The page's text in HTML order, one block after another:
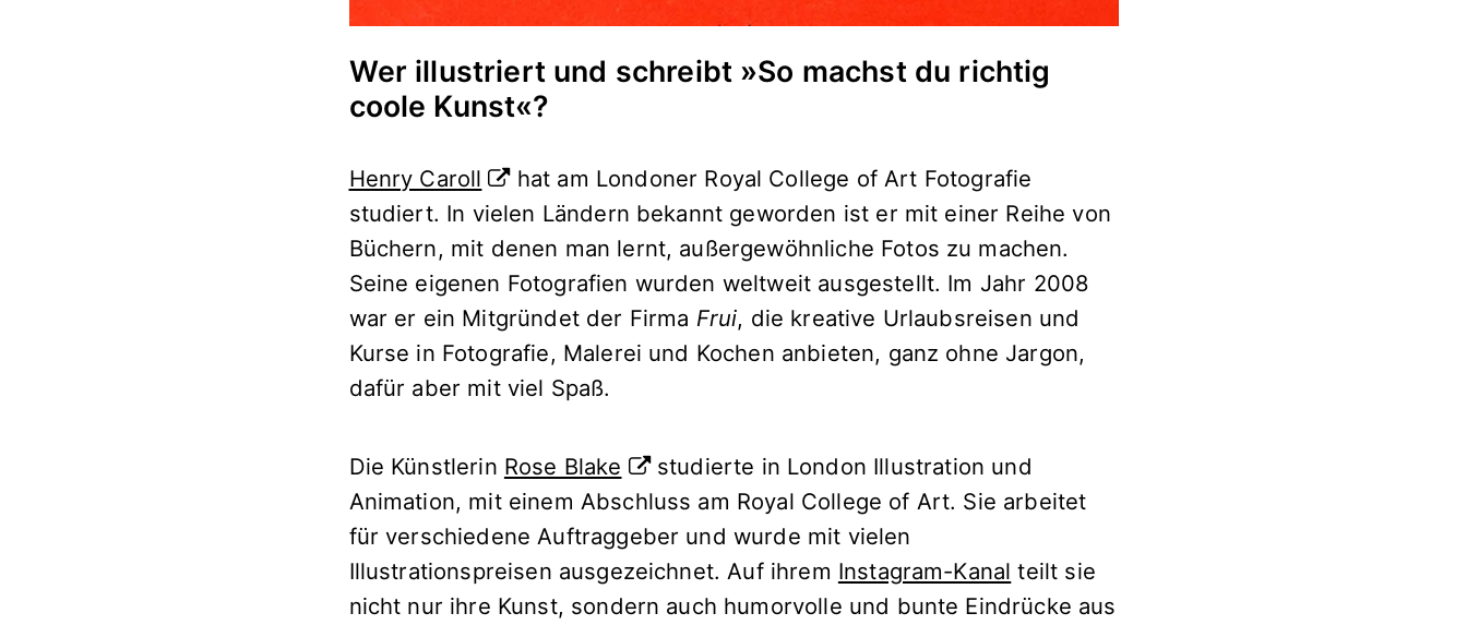
Wer illustriert und schreibt »So machst du richtig
coole Kunst«?
Henry Caroll
hat am Londoner Royal College of Art Fotografie
studiert. In vielen Ländern bekannt geworden ist er mit einer Reihe von
Büchern, mit denen man lernt, außergewöhnliche Fotos zu machen.
Seine eigenen Fotografien wurden weltweit ausgestellt. Im Jahr 2008
war er ein Mitgründet der Firma Frui, die kreative Urlaubsreisen und
Kurse in Fotografie, Malerei und Kochen anbieten, ganz ohne Jargon,
dafür aber mit viel Spaß.
Die Künstlerin Rose Blake
studierte in London Illustration und
Animation, mit einem Abschluss am Royal College of Art. Sie arbeitet
für verschiedene Auftraggeber und wurde mit vielen
Illustrationspreisen ausgezeichnet. Auf ihrem Instagram-Kanal teilt sie
nicht nur ihre Kunst, sondern auch humorvolle und bunte Eindrücke aus